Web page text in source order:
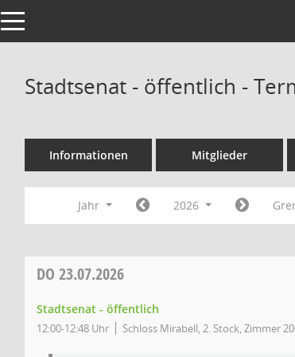
Toggle navigation
Stadtsenat - öffentlich -
Informationen Mitglieder
Jahr 2026
DO 23.07.2026
Stadtsenat - öffentlich
12:00-12:48 Uhr Schloss Mirabell, 2. Stock, Zimmer